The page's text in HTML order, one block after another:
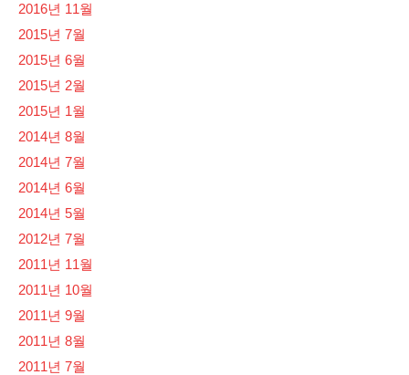
2016년 11월
2015년 7월
2015년 6월
2015년 2월
2015년 1월
2014년 8월
2014년 7월
2014년 6월
2014년 5월
2012년 7월
2011년 11월
2011년 10월
2011년 9월
2011년 8월
2011년 7월